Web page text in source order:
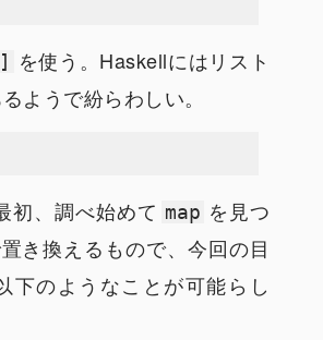
を使う。Haskellにはリスト
ようで紛らわしい。
初、調べ始めて map を見つ
き換えるもので、今回の目
下のようなことが可能らし